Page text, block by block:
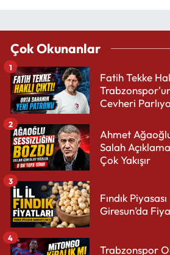
Çok Okunanlar
Fatih Tekke
Cevheri
1
Ahmet
Salah
Çok Yakışır
2
Fındık
Giresun’da
3
Trabzonspor
4